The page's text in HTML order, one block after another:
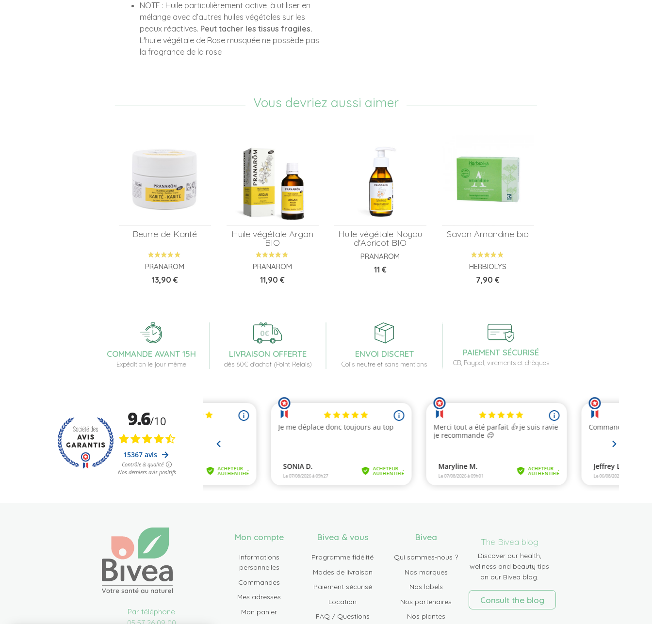
NOTE : Huile particulièrement active, à utiliser en
mélange avec d’autres huiles végétales sur les
peaux réactives. Peut tacher les tissus fragiles.
L'huile végétale de Rose musquée ne possède pas
la fragrance de la rose
Vous devriez aussi aimer
Beurre de Karité
PRANAROM
Prix
13,90 €
Huile végétale Argan
BIO
PRANAROM
Prix
11,90 €
Huile végétale Noyau
d'Abricot BIO
PRANAROM
Prix
11 €
Savon Amandine bio
HERBIOLYS
Prix
7,90 €
COMMANDE AVANT 15H
Expédition le jour même
LIVRAISON OFFERTE
dès 60€ d'achat (Point Relais)
ENVOI DISCRET
Colis neutre et sans mentions
PAIEMENT SÉCURISÉ
CB, Paypal, virements et chèques
Par téléphone
Mon compte
Informations
personnelles
Commandes
Mes adresses
Mon panier
Bivea & vous
Programme fidélité
Modes de livraison
Paiement sécurisé
Location
FAQ / Questions
Bivea
Qui sommes-nous ?
Nos marques
Nos labels
Nos partenaires
Nos plantes
The Bivea blog
Discover our health,
wellness and beauty tips
on our Bivea blog.
Consult the blog